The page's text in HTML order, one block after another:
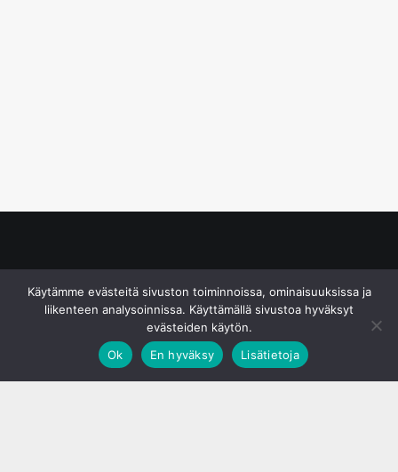
Käytämme evästeitä sivuston toiminnoissa, ominaisuuksissa ja
liikenteen analysoinnissa. Käyttämällä sivustoa hyväksyt
evästeiden käytön.
Ok
En hyväksy Lisätietoja